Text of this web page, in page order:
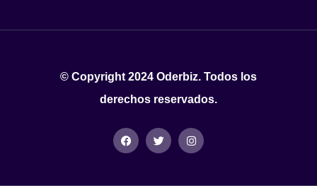
© Copyright 2024 Oderbiz. Todos los
derechos reservados.